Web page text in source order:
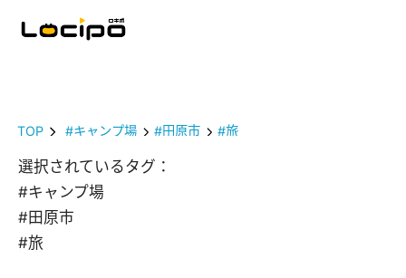
TOP #キャンプ場 #田原市 #旅
選択されているタグ：
#キャンプ場
#田原市
#旅